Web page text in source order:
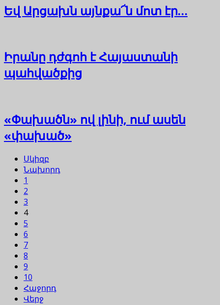
Եվ Արցախն այնքա՜ն մոտ էր…
Իրանը դժգոհ է Հայաստանի
պահվածքից
«Փախածն» ով լինի, ում ասեն
«փախած»
Սկիզբ
Նախորդ
1
2
3
4
5
6
7
8
9
10
Հաջորդ
Վերջ